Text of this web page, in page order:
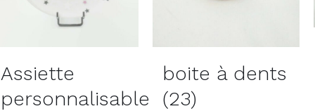
Assiette
personnalisable
boite à dents
(23)